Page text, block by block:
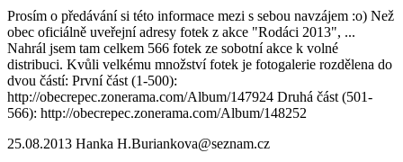
Prosím o předávání si této informace mezi s sebou navzájem :o) Než
obec oficiálně uveřejní adresy fotek z akce "Rodáci 2013", ...
Nahrál jsem tam celkem 566 fotek ze sobotní akce k volné
distribuci. Kvůli velkému množství fotek je fotogalerie rozdělena do
dvou částí: První část (1-500):
http://obecrepec.zonerama.com/Album/147924 Druhá část (501-
566): http://obecrepec.zonerama.com/Album/148252
25.08.2013 Hanka H.Buriankova@seznam.cz